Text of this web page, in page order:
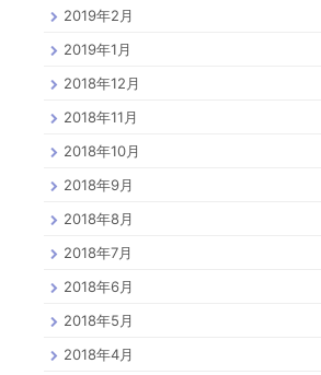
2019年2月
2019年1月
2018年12月
2018年11月
2018年10月
2018年9月
2018年8月
2018年7月
2018年6月
2018年5月
2018年4月